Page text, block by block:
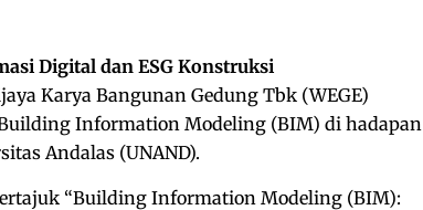
Digital dan ESG Konstruksi
Karya Bangunan Gedung Tbk (WEGE)
Information Modeling (BIM) di hadapan
Andalas (UNAND).
“Building Information Modeling (BIM):